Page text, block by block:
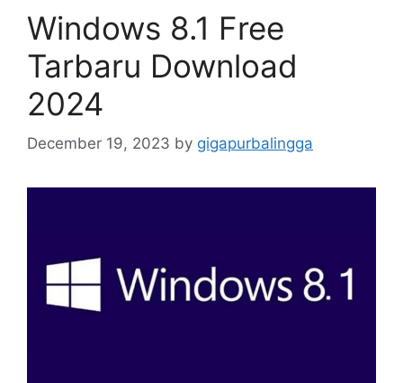
Windows 8.1 Free
Tarbaru Download
2024
December 19, 2023 by gigapurbalingga